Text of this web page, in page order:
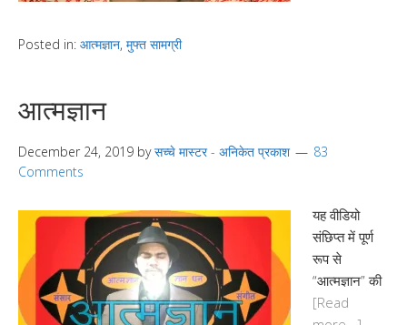
Posted in: आत्मज्ञान, मुफ्त सामग्री
आत्मज्ञान
December 24, 2019 byसच्चे मास्टर - अनिकेत प्रकाश
83
Comments
यह वीडियो
संछिप्त में पूर्ण
रूप से
“आत्मज्ञान” की
[Read